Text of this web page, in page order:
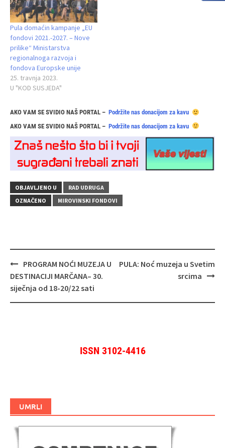
Pula domaćin kampanje „EU
fondovi 2021.-2027. – Nove
prilike“ Ministarstva
regionalnoga razvoja i
fondova Europske unije
25. travnja 2023.
U "KOD SUSJEDA"
AKO VAM SE SVIDIO NAŠ PORTAL – Podržite nas donacijom za kavu
AKO VAM SE SVIDIO NAŠ PORTAL – Podržite nas donacijom za kavu
OBJAVLJENO U
RAD UDRUGA
OZNAČENO
MIROVINSKI FONDOVI
Navigacija
objava
PROGRAM NOĆI MUZEJA U
DESTINACIJI MARČANA– 30.
siječnja od 18-20/22 sati
PULA: Noć muzeja u Svetim
srcima
ISSN 3102-4416
UMRLI